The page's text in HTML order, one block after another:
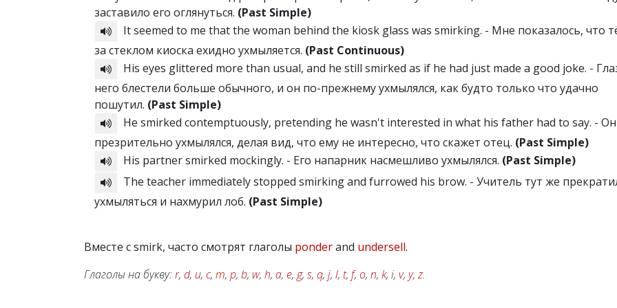
заставило его оглянуться. (Past Simple)
It seemed to me that the woman behind the kiosk glass was smirking. - Мне показалось, что
за стеклом киоска ехидно ухмыляется. (Past Continuous)
His eyes glittered more than usual, and he still smirked as if he had just made a good joke. -
него блестели больше обычного, и он по-прежнему ухмылялся, как будто только что удачно
пошутил. (Past Simple)
He smirked contemptuously, pretending he wasn't interested in what his father had to say. - Он
презрительно ухмылялся, делая вид, что ему не интересно, что скажет отец. (Past Simple)
His partner smirked mockingly. - Его напарник насмешливо ухмылялся. (Past Simple)
The teacher immediately stopped smirking and furrowed his brow. - Учитель тут же
ухмыляться и нахмурил лоб. (Past Simple)
Вместе с smirk, часто смотрят глаголы ponderand undersell.
Глаголы на букву:r, d, u, c, m, p, b, w, h, a, e,g, s, q, j, l, t, f, o, n, k, i, v, y,z.